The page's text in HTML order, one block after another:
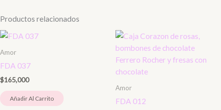
Productos relacionados
Amor
FDA 037
$165,000
Añadir Al Carrito
Amor
FDA 012